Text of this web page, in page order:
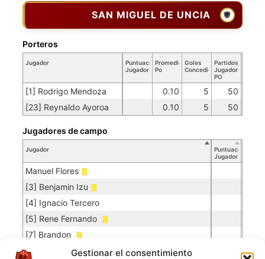
Gestionar el consentimiento
SAN MIGUEL DE UNCIA
Jugador
Puntuación
Jugador
Promedio
Po
Goles
Concedidos
Partidos
Jugador
PO
[1] Rodrigo Mendoza 0.10 5
50
[23] Reynaldo Ayoroa
0.10 5 50
Porteros
Jugador
Puntuación
Jugador
Manuel Flores
[3] Benjamin Izu
[4] Ignacio Tercero
[5] Rene Fernando
[7] Brandon
[10] Gabriel Montaño
Jugadores de campo